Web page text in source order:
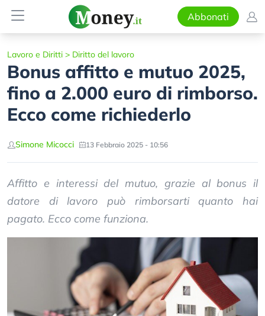
Abbonati
Lavoro e Diritti > Diritto del lavoro
Bonus affitto e mutuo 2025,
fino a 2.000 euro di rimborso.
Ecco come richiederlo
Simone Micocci 13 Febbraio 2025 - 10:56
Affitto e interessi del mutuo, grazie al bonus il
datore di lavoro può rimborsarti quanto hai
pagato. Ecco come funziona.